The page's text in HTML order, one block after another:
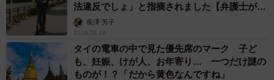
法違反でしょ」と指摘されました【弁護士が解
説】長澤 芳子
2026.08.06
タイの電車の中で見た優先席のマーク 子ど
も、妊娠、けが人、お年寄り… 一つだけ謎の
ものが！？「だから黄色なんですね」